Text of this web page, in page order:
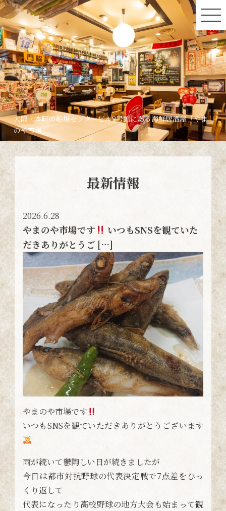
大阪・本町の船場センタービル9号館にある海鮮居酒屋「やま
のや市場」
最新情報
2026.6.28
やまのや市場です
いつもSNSを観ていた
だきありがとうご […]
やまのや市場です
いつもSNSを観ていただきありがとうございます
雨が続いて鬱陶しい日が続きましたが
今日は都市対抗野球の代表決定戦で7点差をひっ
くり返して
代表になったり高校野球の地方大会も始まって観